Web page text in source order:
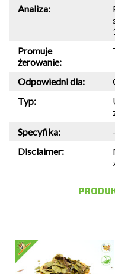
Analiza:
Promuje
żerowanie:
Odpowiedni dla:
Typ:
Specyfika:
-
Disclaimer: